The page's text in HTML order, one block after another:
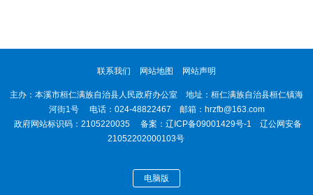
联系我们 网站地图 网站声明
主办：本溪市桓仁满族自治县人民政府办公室 地址：桓仁满族自治县桓仁镇海
河街1号 电话：024-48822467 邮箱：hrzfb@163.com
政府网站标识码：2105220035 备案： 辽ICP备09001429号-1
辽公网安备
21052202000103号
电脑版